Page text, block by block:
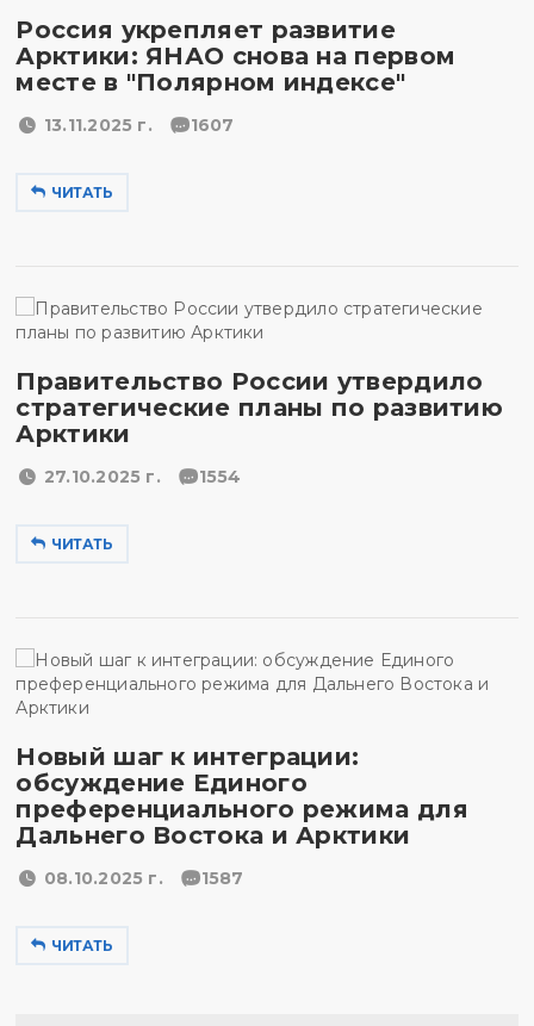
Россия укрепляет развитие
Арктики: ЯНАО снова на первом
месте в "Полярном индексе"
13.11.2025 г. 1607
ЧИТАТЬ
Правительство России утвердило
стратегические планы по развитию
Арктики
27.10.2025 г. 1554
ЧИТАТЬ
Новый шаг к интеграции:
обсуждение Единого
преференциального режима для
Дальнего Востока и Арктики
08.10.2025 г. 1587
ЧИТАТЬ